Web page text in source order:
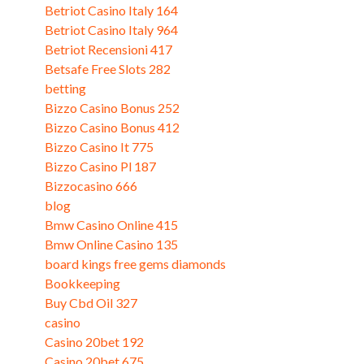
Betriot Casino Italy 164
Betriot Casino Italy 964
Betriot Recensioni 417
Betsafe Free Slots 282
betting
Bizzo Casino Bonus 252
Bizzo Casino Bonus 412
Bizzo Casino It 775
Bizzo Casino Pl 187
Bizzocasino 666
blog
Bmw Casino Online 415
Bmw Online Casino 135
board kings free gems diamonds
Bookkeeping
Buy Cbd Oil 327
casino
Casino 20bet 192